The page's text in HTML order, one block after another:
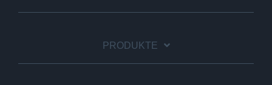
PRODUKTE